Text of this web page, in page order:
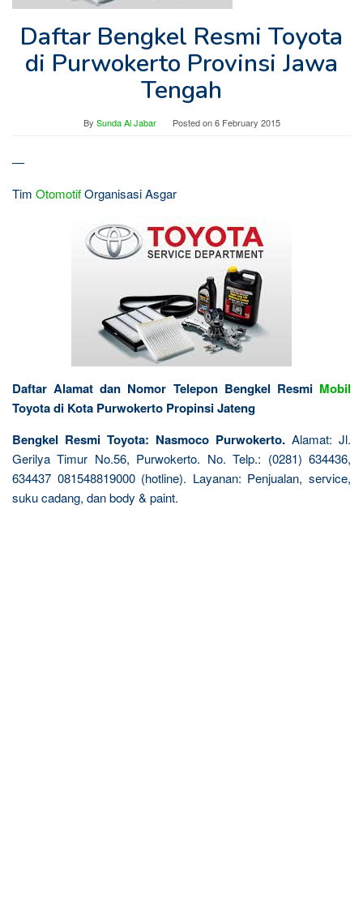
Daftar Bengkel Resmi Toyota
di Purwokerto Provinsi Jawa
Tengah
By Sunda Al Jabar Posted on6 February 2015
—
Tim OtomotifOrganisasi Asgar
Daftar Alamat dan Nomor Telepon Bengkel Resmi Mobil
Toyota di Kota Purwokerto Propinsi Jateng
Bengkel Resmi Toyota: Nasmoco Purwokerto. Alamat: Jl.
Gerilya Timur No.56, Purwokerto. No. Telp.: (0281) 634436,
634437 081548819000 (hotline). Layanan: Penjualan, service,
suku cadang, dan body & paint.